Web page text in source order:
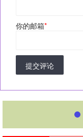
你的邮箱*
提交评论